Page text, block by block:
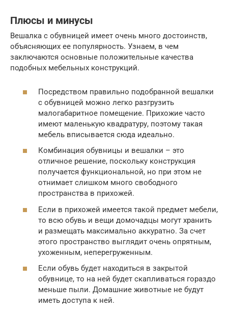
Плюсы и минусы
Вешалка с обувницей имеет очень много достоинств,
объясняющих ее популярность. Узнаем, в чем
заключаются основные положительные качества
подобных мебельных конструкций.
Посредством правильно подобранной вешалки
с обувницей можно легко разгрузить
малогабаритное помещение. Прихожие часто
имеют маленькую квадратуру, поэтому такая
мебель вписывается сюда идеально.
Комбинация обувницы и вешалки – это
отличное решение, поскольку конструкция
получается функциональной, но при этом не
отнимает слишком много свободного
пространства в прихожей.
Если в прихожей имеется такой предмет мебели,
то всю обувь и вещи домочадцы могут хранить
и размещать максимально аккуратно. За счет
этого пространство выглядит очень опрятным,
ухоженным, неперегруженным.
Если обувь будет находиться в закрытой
обувнице, то на ней будет скапливаться гораздо
меньше пыли. Домашние животные не будут
иметь доступа к ней.